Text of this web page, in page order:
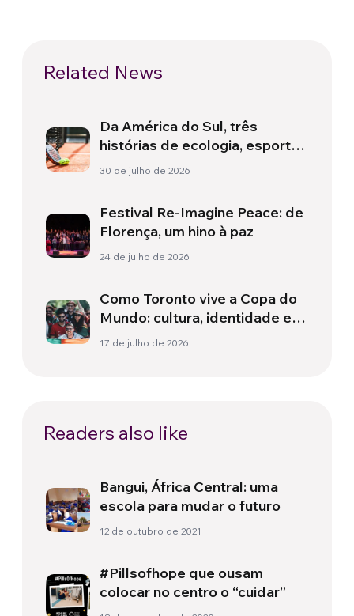
Related News
Da América do Sul, três
histórias de ecologia, esporte
e saúde
30 de julho de 2026
Festival Re-Imagine Peace: de
Florença, um hino à paz
24 de julho de 2026
Como Toronto vive a Copa do
Mundo: cultura, identidade e
política para além do campo
17 de julho de 2026
Readers also like
Bangui, África Central: uma
escola para mudar o futuro
12 de outubro de 2021
#Pillsofhope que ousam
colocar no centro o “cuidar”